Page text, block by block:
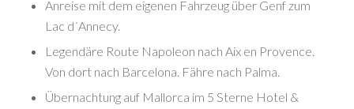
Anreise mit dem eigenen Fahrzeug über Genf zum
Lac d´Annecy.
Legendäre Route Napoleon nach Aix en Provence.
Von dort nach Barcelona. Fähre nach Palma.
Übernachtung auf Mallorca im 5 Sterne Hotel &